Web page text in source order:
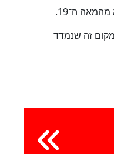
במקום זה שנמדד